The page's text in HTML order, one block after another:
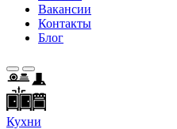
Вакансии
Контакты
Блог
Кухни